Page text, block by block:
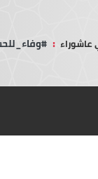
عاشوراء :